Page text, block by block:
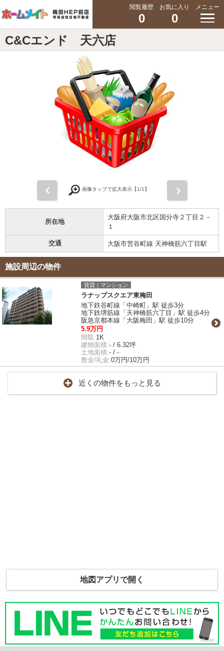
閲覧履歴
0
お気に入り
0
メニュー
C&Cエンド 天六店
画像タップで拡大表示【1/1】
所在地
大阪府大阪市北区国分寺２丁目２－
１
交通 大阪市営谷町線 天神橋筋六丁目駅
施設周辺の物件
賃貸｜マンション
ラナップスクエア東梅田
地下鉄谷町線「中崎町」駅 徒歩3分
地下鉄堺筋線「天神橋筋六丁目」駅 徒歩4分
阪急京都本線「大阪梅田」駅 徒歩10分
5.9万円
間取:1K
建物面積:- / 6.32坪
土地面積:- / -
敷金/礼金:0万円/10万円
近くの物件をもっと見る
地図アプリで開く